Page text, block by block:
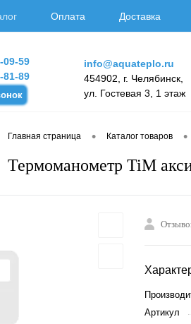
Оплата Доставка
09-59
81-89
info@aquateplo.ru
454902, г. Челябинск,
ул. Гостевая 3, 1 этаж
Главная страница • Каталог товаров •
Термоманометр TiM
Артикул